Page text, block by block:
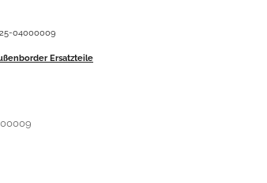
04000009
Ersatzteile